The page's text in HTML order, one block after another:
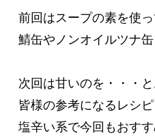
前回はスープの素を使っ
鯖缶やノンオイルツナ
次回は甘いのを・・・
皆様の参考になるレシ
塩辛い系で今回もおす